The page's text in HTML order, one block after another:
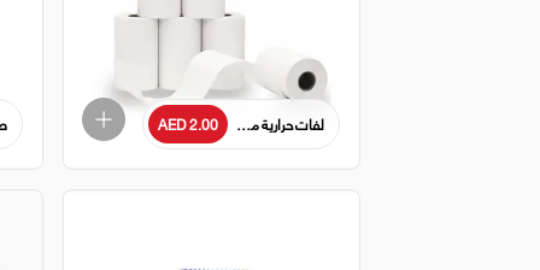
لفات حرارية مقاس 57 × 40 مم لآلات الدفع بالبطاقات - لفة واحدة AED 2.00